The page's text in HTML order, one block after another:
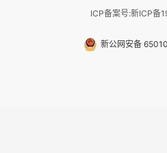
ICP备案号:新ICP备
新公网安备